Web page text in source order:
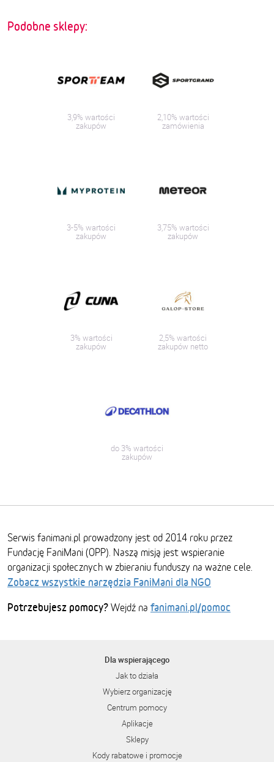
Podobne sklepy:
3,9% wartości
zakupów
2,10% wartości
zamówienia
3-5% wartości
zakupów
3,75% wartości
zakupów
3% wartości
zakupów
2,5% wartości
zakupów netto
do 3% wartości
zakupów
Serwis fanimani.pl prowadzony jest od 2014 roku przez
Fundację FaniMani (OPP). Naszą misją jest wspieranie
organizacji społecznych w zbieraniu funduszy na ważne cele.
Zobacz wszystkie narzędzia FaniMani dla NGO
Potrzebujesz pomocy? Wejdź na fanimani.pl/pomoc
Dla wspierającego
Jak to działa
Wybierz organizację
Centrum pomocy
Aplikacje
Sklepy
Kody rabatowe i promocje